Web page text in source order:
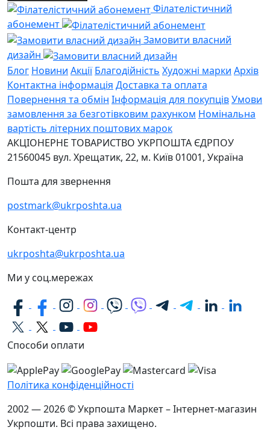
Філателістичний
абонемент
Замовити власний
дизайн
Блог Новини Акції Благодійність Художні марки Архів
Контактна інформація Доставка та оплата
Повернення та обмін Інформація для покупцівУмови
замовлення за безготівковим рахунком Номінальна
вартість літерних поштових марок
АКЦІОНЕРНЕ ТОВАРИСТВО УКРПОШТА ЄДРПОУ
21560045 вул. Хрещатик, 22, м. Київ01001, Україна
Пошта для звернення
postmark@ukrposhta.ua
Контакт-центр
ukrposhta@ukrposhta.ua
Ми у соц.мережах
Способи оплати
Політика конфіденційності
2002 — 2026 © Укрпошта Маркет – Інтернет-магазин
Укрпошти. Всі права захищено.